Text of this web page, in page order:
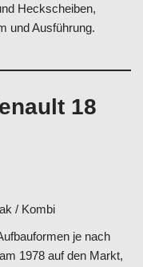
Heckscheiben,
und Ausführung.
18
/ Kombi
je nach
1978 auf den Markt,